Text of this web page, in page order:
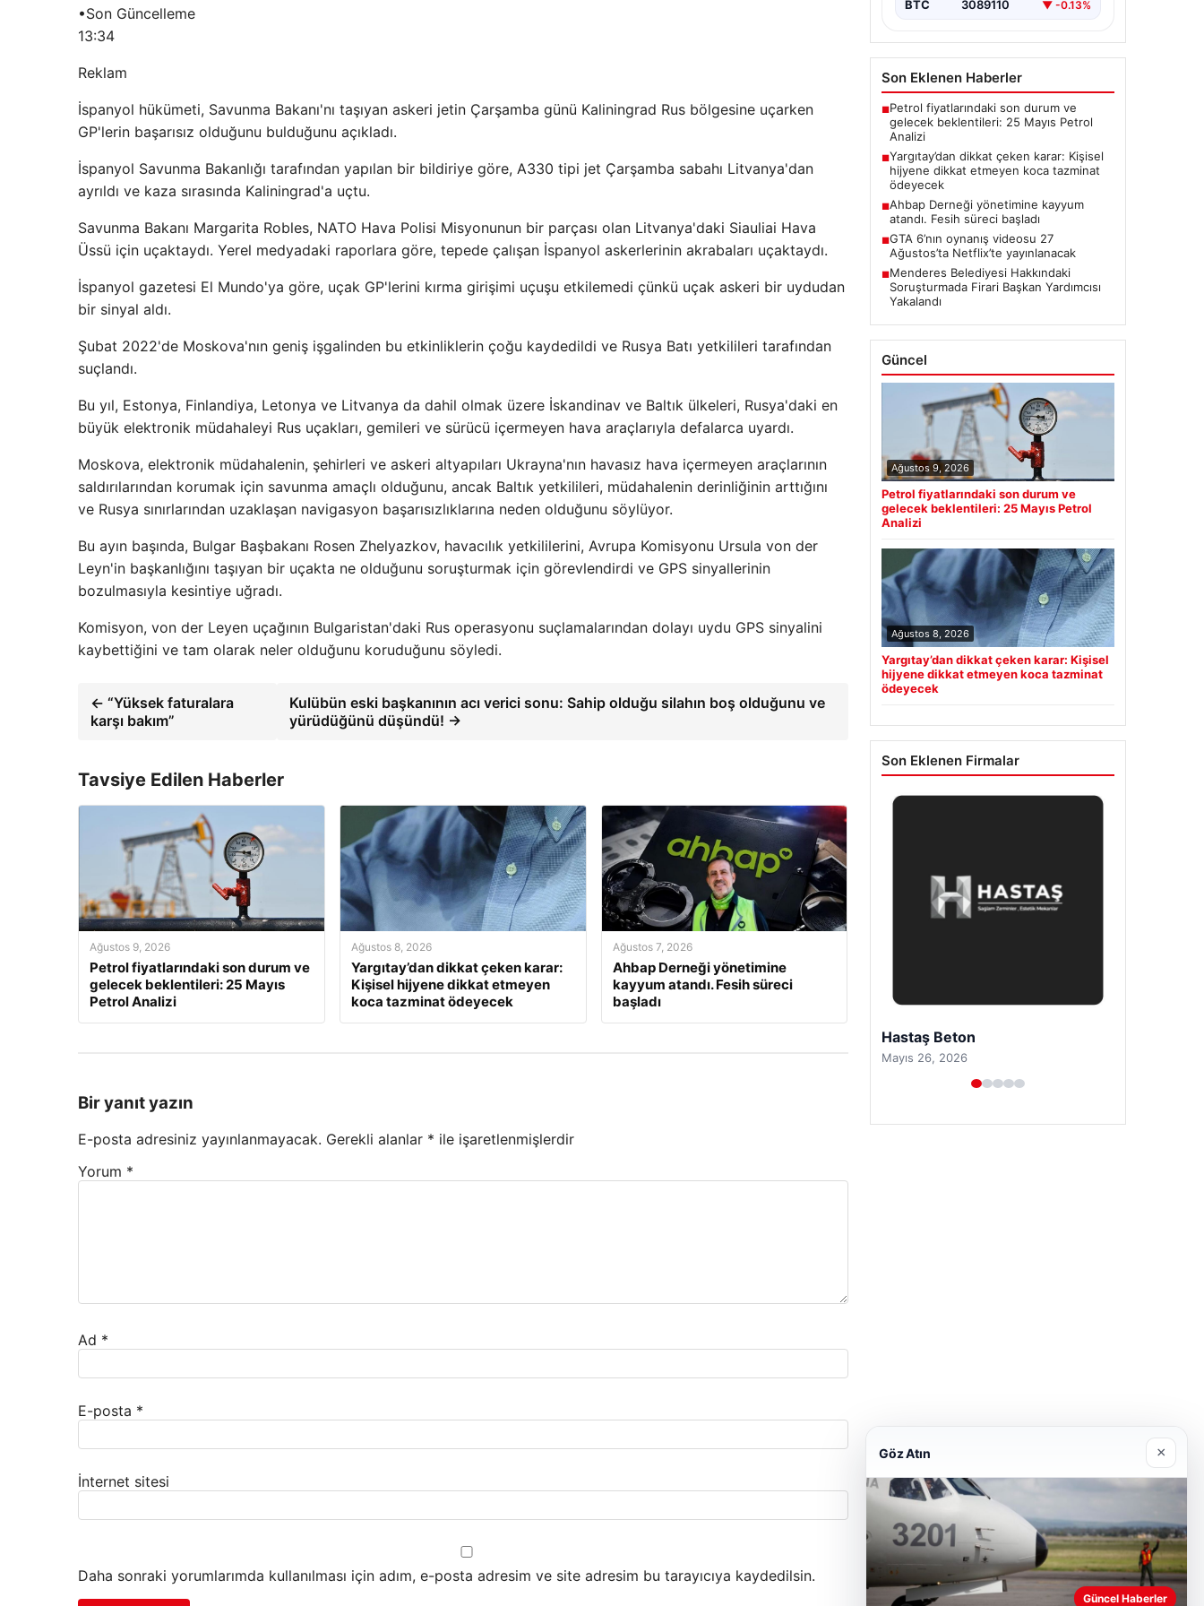
•Son Güncelleme
13:34
Reklam
İspanyol hükümeti, Savunma Bakanı'nı taşıyan askeri jetin Çarşamba günü Kaliningrad Rus bölgesine uçarken
GP'lerin başarısız olduğunu bulduğunu açıkladı.
İspanyol Savunma Bakanlığı tarafından yapılan bir bildiriye göre, A330 tipi jet Çarşamba sabahı Litvanya'dan
ayrıldı ve kaza sırasında Kaliningrad'a uçtu.
Savunma Bakanı Margarita Robles, NATO Hava Polisi Misyonunun bir parçası olan Litvanya'daki Siauliai Hava
Üssü için uçaktaydı. Yerel medyadaki raporlara göre, tepede çalışan İspanyol askerlerinin akrabaları uçaktaydı.
İspanyol gazetesi El Mundo'ya göre, uçak GP'lerini kırma girişimi uçuşu etkilemedi çünkü uçak askeri bir uydudan
bir sinyal aldı.
Şubat 2022'de Moskova'nın geniş işgalinden bu etkinliklerin çoğu kaydedildi ve Rusya Batı yetkilileri tarafından
suçlandı.
Bu yıl, Estonya, Finlandiya, Letonya ve Litvanya da dahil olmak üzere İskandinav ve Baltık ülkeleri, Rusya'daki en
büyük elektronik müdahaleyi Rus uçakları, gemileri ve sürücü içermeyen hava araçlarıyla defalarca uyardı.
Moskova, elektronik müdahalenin, şehirleri ve askeri altyapıları Ukrayna'nın havasız hava içermeyen araçlarının
saldırılarından korumak için savunma amaçlı olduğunu, ancak Baltık yetkilileri, müdahalenin derinliğinin arttığını
ve Rusya sınırlarından uzaklaşan navigasyon başarısızlıklarına neden olduğunu söylüyor.
Bu ayın başında, Bulgar Başbakanı Rosen Zhelyazkov, havacılık yetkililerini, Avrupa Komisyonu Ursula von der
Leyn'in başkanlığını taşıyan bir uçakta ne olduğunu soruşturmak için görevlendirdi ve GPS sinyallerinin
bozulmasıyla kesintiye uğradı.
Komisyon, von der Leyen uçağının Bulgaristan'daki Rus operasyonu suçlamalarından dolayı uydu GPS sinyalini
kaybettiğini ve tam olarak neler olduğunu koruduğunu söyledi.
← “Yüksek faturalara
karşı bakım”
Kulübün eski başkanının acı verici sonu: Sahip olduğu silahın boş olduğunu ve
yürüdüğünü düşündü! →
Tavsiye Edilen Haberler
Ağustos 9, 2026
Petrol fiyatlarındaki son durum ve
gelecek beklentileri: 25 Mayıs
Petrol Analizi
Ağustos 8, 2026
Yargıtay’dan dikkat çeken karar:
Kişisel hijyene dikkat etmeyen
koca tazminat ödeyecek
Ağustos 7, 2026
Ahbap Derneği yönetimine
kayyum atandı. Fesih süreci
başladı
Bir yanıt yazın
E-posta adresiniz yayınlanmayacak. Gerekli alanlar * ile işaretlenmişlerdir
Yorum *
Ad *
E-posta *
İnternet sitesi
Daha sonraki yorumlarımda kullanılması için adım, e-posta adresim ve site adresim bu tarayıcıya kaydedilsin.
BTC 3089110 ▼ -0.13%
Son Eklenen Haberler
■Petrol fiyatlarındaki son durum ve
gelecek beklentileri: 25 Mayıs Petrol
Analizi
■Yargıtay’dan dikkat çeken karar: Kişisel
hijyene dikkat etmeyen koca tazminat
ödeyecek
■Ahbap Derneği yönetimine kayyum
atandı. Fesih süreci başladı
■GTA 6’nın oynanış videosu 27
Ağustos’ta Netflix’te yayınlanacak
■Menderes Belediyesi Hakkındaki
Soruşturmada Firari Başkan Yardımcısı
Yakalandı
Güncel
Ağustos 9, 2026
Petrol fiyatlarındaki son durum ve
gelecek beklentileri: 25 Mayıs Petrol
Analizi
Ağustos 8, 2026
Yargıtay’dan dikkat çeken karar: Kişisel
hijyene dikkat etmeyen koca tazminat
ödeyecek
Son Eklenen Firmalar
Enes Kaplan Avukatlık Bürosu
Nisan 28, 2026
Göz Atın ×
Güncel Haberler